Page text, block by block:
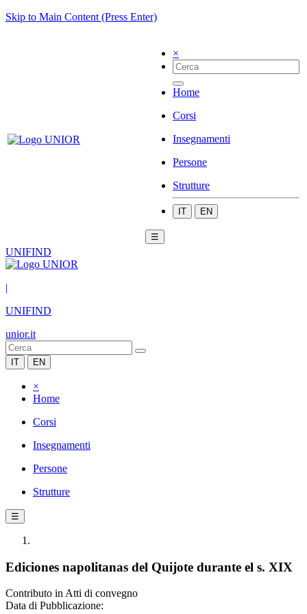
Skip to Main Content (Press Enter)
×
Home
Corsi
Insegnamenti
Persone
Strutture
IT EN
☰
UNIFIND
|
UNIFIND
unior.it
IT EN
×
Home
Corsi
Insegnamenti
Persone
Strutture
☰
Ediciones napolitanas del Quijote durante el s. XIX
Contributo in Atti di convegno
Data di Pubblicazione: